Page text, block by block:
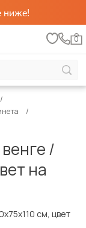
ниже!
0
/
на